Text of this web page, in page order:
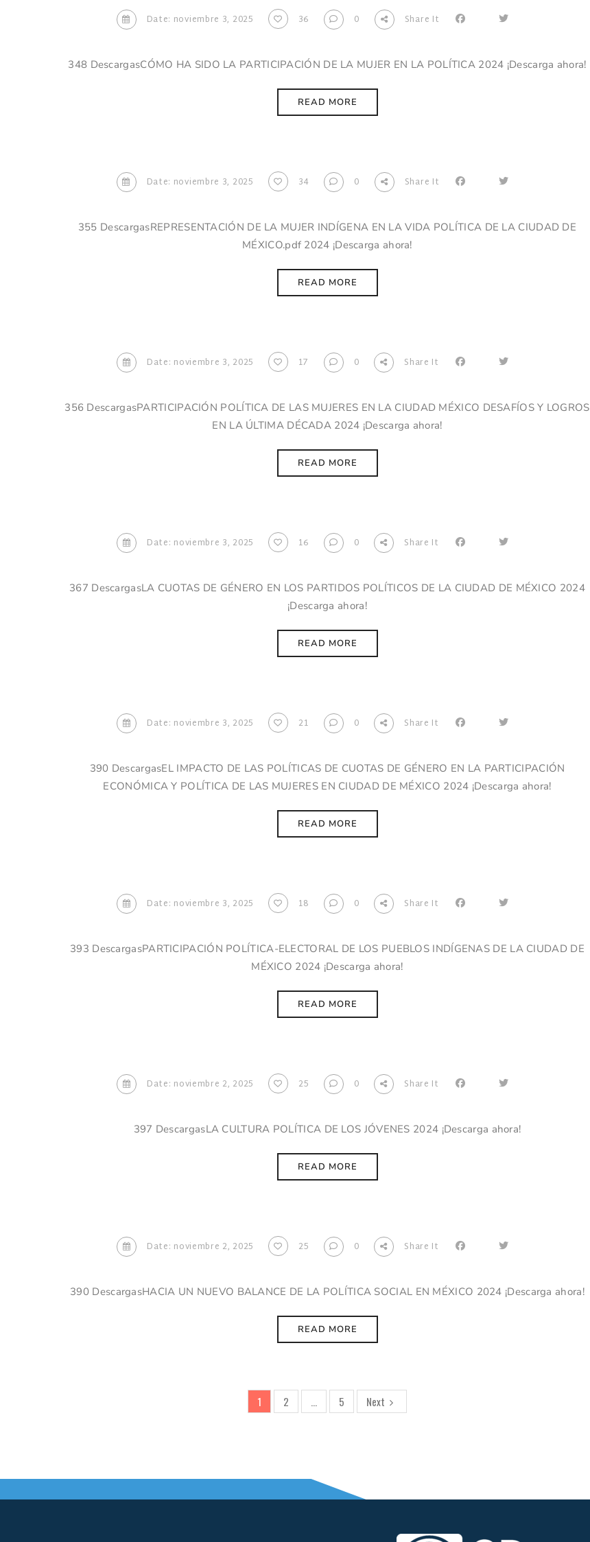
Date: noviembre 3, 2025 36 0 Share It
348 DescargasCÓMO HA SIDO LA PARTICIPACIÓN DE LA MUJER EN LA POLÍTICA 2024 ¡Descarga ahora!
READ MORE
Date: noviembre 3, 2025 34 0 Share It
355 DescargasREPRESENTACIÓN DE LA MUJER INDÍGENA EN LA VIDA POLÍTICA DE LA CIUDAD DE
MÉXICO.pdf 2024 ¡Descarga ahora!
READ MORE
Date: noviembre 3, 2025 17 0 Share It
356 DescargasPARTICIPACIÓN POLÍTICA DE LAS MUJERES EN LA CIUDAD MÉXICO DESAFÍOS Y LOGROS
EN LA ÚLTIMA DÉCADA 2024 ¡Descarga ahora!
READ MORE
Date: noviembre 3, 2025 16 0 Share It
367 DescargasLA CUOTAS DE GÉNERO EN LOS PARTIDOS POLÍTICOS DE LA CIUDAD DE MÉXICO 2024
¡Descarga ahora!
READ MORE
Date: noviembre 3, 2025 21 0 Share It
390 DescargasEL IMPACTO DE LAS POLÍTICAS DE CUOTAS DE GÉNERO EN LA PARTICIPACIÓN
ECONÓMICA Y POLÍTICA DE LAS MUJERES EN CIUDAD DE MÉXICO 2024 ¡Descarga ahora!
READ MORE
Date: noviembre 3, 2025 18 0 Share It
393 DescargasPARTICIPACIÓN POLÍTICA-ELECTORAL DE LOS PUEBLOS INDÍGENAS DE LA CIUDAD DE
MÉXICO 2024 ¡Descarga ahora!
READ MORE
Date: noviembre 2, 2025 25 0 Share It
397 DescargasLA CULTURA POLÍTICA DE LOS JÓVENES 2024 ¡Descarga ahora!
READ MORE
Date: noviembre 2, 2025 25 0 Share It
390 DescargasHACIA UN NUEVO BALANCE DE LA POLÍTICA SOCIAL EN MÉXICO 2024 ¡Descarga ahora!
READ MORE
1 2 … 5 Next